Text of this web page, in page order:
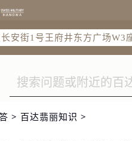
国门外大街甲6号华熙国际中
门外大街甲6号华熙国际中
安街1号王府井东方广场W3
> 百达翡丽知识 >